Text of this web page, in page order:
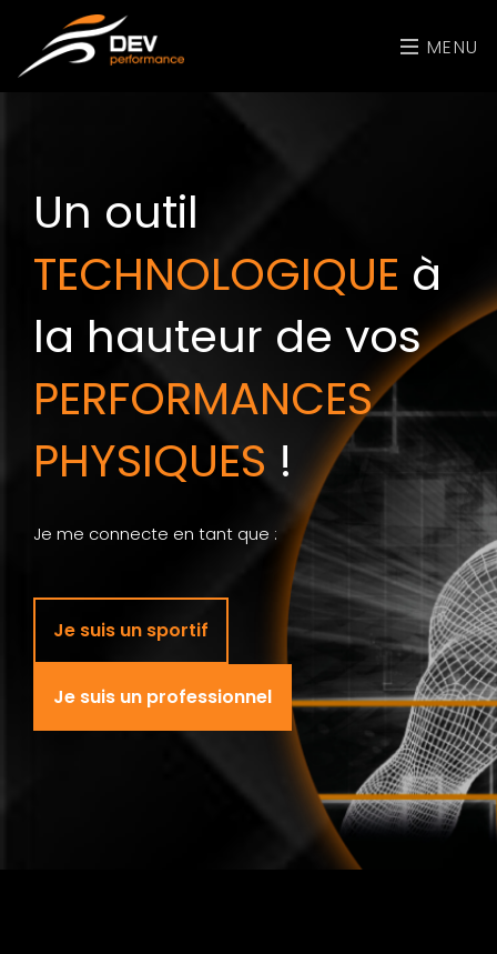
MENU
Un outil
TECHNOLOGIQUE à
la hauteur de vos
PERFORMANCES
PHYSIQUES !
Je me connecte en tant que :
Je suis un sportif
Je suis un professionnel